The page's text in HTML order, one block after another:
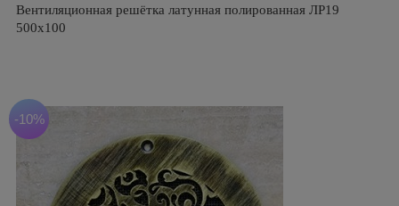
Вентиляционная решётка латунная полированная ЛР19
500х100
-10%